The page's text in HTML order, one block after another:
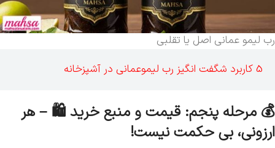
رب لیمو عمانی اصل یا تقلبی
5 کاربرد شگفت انگیز رب لیموعمانی در آشپزخانه‌
💰 مرحله پنجم: قیمت و منبع خرید 🛍️ – هر
ارزونی، بی حکمت نیست!